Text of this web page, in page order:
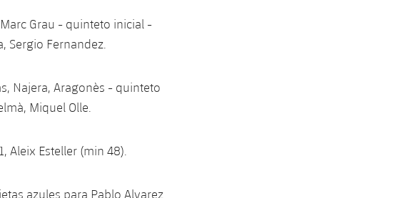
Grau - quinteto inicial -
Sergio Fernandez.
Najera, Aragonès - quinteto
Miquel Olle.
Aleix Esteller (min 48).
azules para Pablo Alvarez